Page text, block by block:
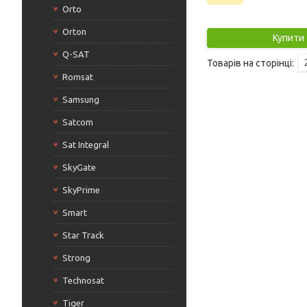
Orto
Orton
Q-SAT
Romsat
Samsung
Satcom
Sat Integral
SkyGate
SkyPrime
Smart
Star Track
Strong
Technosat
Tiger
Купити